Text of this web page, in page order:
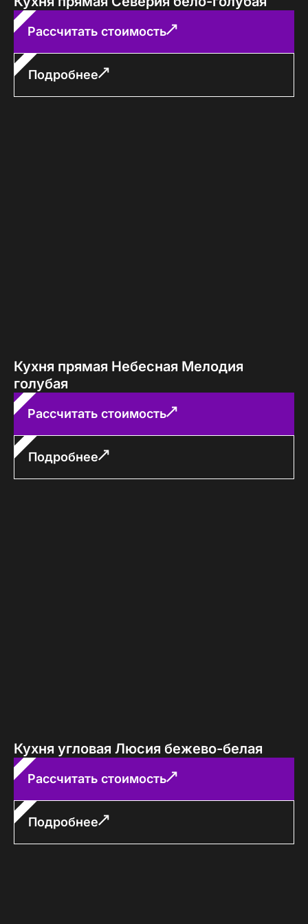
Рассчитать стоимость
Подробнее
Кухня прямая Небесная Мелодия
голубая
Рассчитать стоимость
Подробнее
Кухня угловая Люсия бежево-белая
Рассчитать стоимость
Подробнее